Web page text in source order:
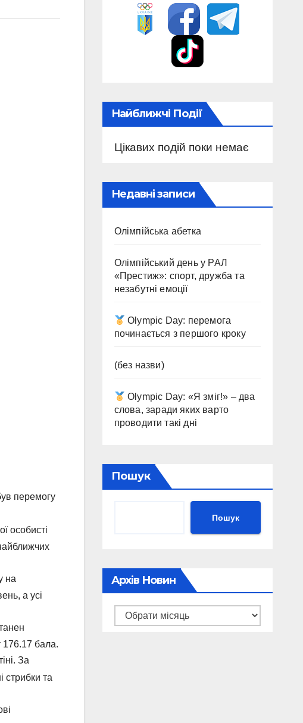
перемогу
особисті
на
а усі
176.17 бала.
За
стрибки та
Найближчі Події
Цікавих подій поки немає
Недавні записи
Олімпійська абетка
Олімпійський день у РАЛ
«Престиж»: спорт, дружба та
незабутні емоції
Olympic Day: перемога
починається з першого кроку
(без назви)
Olympic Day: «Я зміг!» – два
слова, заради яких варто
проводити такі дні
Пошук
Пошук
Архів Новин
Архів